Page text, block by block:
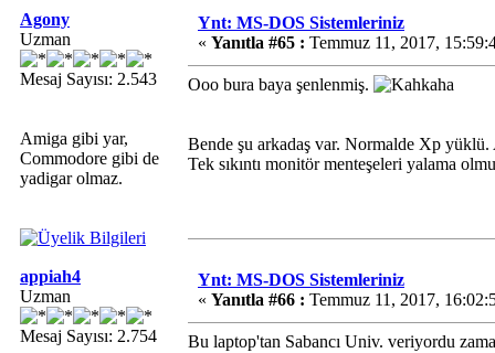
Agony
Uzman
Mesaj Sayısı: 2.543
Amiga gibi yar,
Commodore gibi de
yadigar olmaz.
Ynt: MS-DOS Sistemleriniz
« Yanıtla #65 : Temmuz 11, 2017,
Ooo bura baya şenlenmiş.
Bende şu arkadaş var. Normalde Xp
Tek sıkıntı monitör menteşeleri yalama
appiah4
Uzman
Mesaj Sayısı: 2.754
Ynt: MS-DOS Sistemleriniz
« Yanıtla #66 : Temmuz 11, 2017,
Bu laptop'tan Sabancı Univ. veriyordu